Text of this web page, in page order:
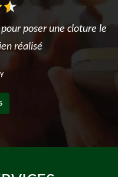
poser une cloture le
réalisé